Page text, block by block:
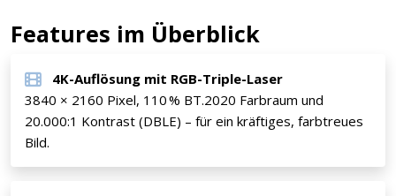
Features im Überblick
4K-Auflösung mit RGB-Triple-Laser
3840 × 2160 Pixel, 110 % BT.2020 Farbraum und
20.000:1 Kontrast (DBLE) – für ein kräftiges, farbtreues
Bild.